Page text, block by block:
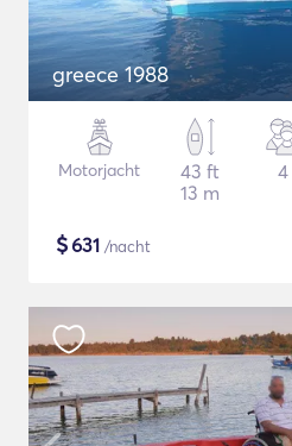
greece 1988
Motorjacht
43 ft
13 m
4
$631 /nacht